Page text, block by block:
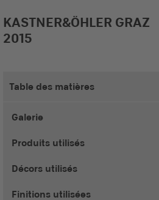
KASTNER&ÖHLER GRAZ
2015
Table des matières
Galerie
Produits utilisés
Décors utilisés
Finitions utilisées